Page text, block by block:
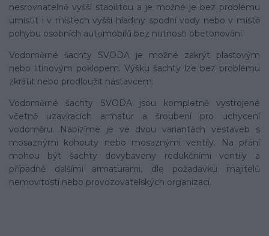
nesrovnatelně vyšší stabilitou a je možné je bez problému
umístit i v místech vyšší hladiny spodní vody nebo v místě
pohybu osobních automobilů bez nutnosti obetonování.
Vodoměrné šachty SVODA je možné zakrýt plastovým
nebo litinovým poklopem. Výšku šachty lze bez problému
zkrátit nebo prodloužit nástavcem.
Vodoměrné šachty SVODA jsou kompletně vystrojené
včetně uzavíracích armatur a šroubení pro uchycení
vodoměru. Nabízíme je ve dvou variantách vestaveb s
mosaznými kohouty nebo mosaznými ventily. Na přání
mohou být šachty dovybaveny redukčními ventily a
případně dalšími armaturami, dle požadavku majitelů
nemovitostí nebo provozovatelských organizací.